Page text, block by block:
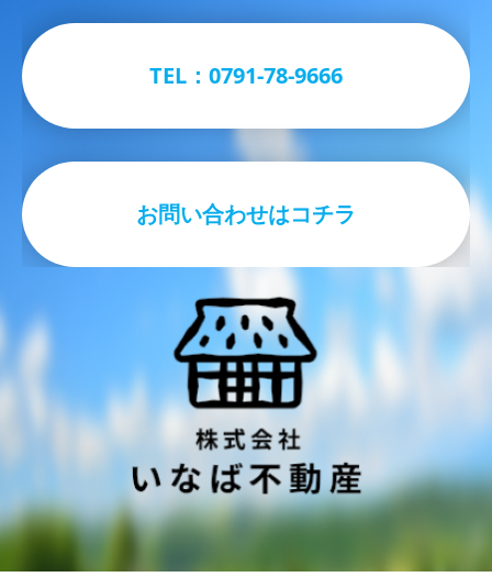
TEL：0791-78-9666
お問い合わせはコチラ